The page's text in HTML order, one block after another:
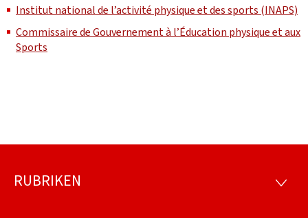
Institut national de l’activité physique et des sports (INAPS)
Commissaire de Gouvernement à l’Éducation physique et aux
Sports
Footer
RUBRIKEN